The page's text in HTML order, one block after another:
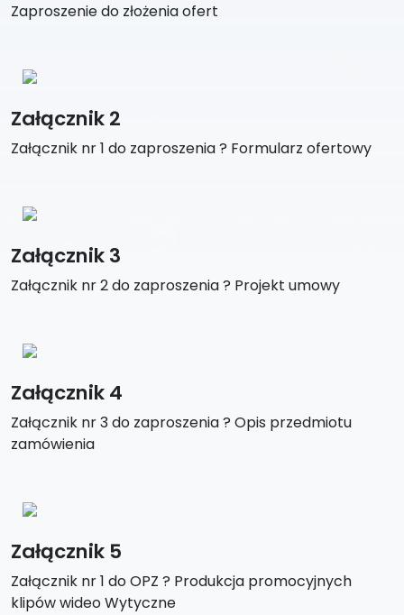
Zaproszenie do złożenia ofert
Załącznik 2
Załącznik nr 1 do zaproszenia ? Formularz ofertowy
Załącznik 3
Załącznik nr 2 do zaproszenia ? Projekt umowy
Załącznik 4
Załącznik nr 3 do zaproszenia ? Opis przedmiotu
zamówienia
Załącznik 5
Załącznik nr 1 do OPZ ? Produkcja promocyjnych
klipów wideo Wytyczne